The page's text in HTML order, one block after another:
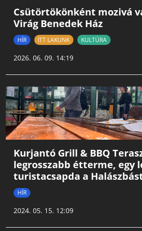
Csütörtökönként mozivá
Virág Benedek Ház
HÍR ITT LAKUNK KULTÚRA
2026. 06. 09. 14:19
Kurjantó Grill & BBQ
legrosszabb étterme, egy
turistacsapda a
HÍR
2024. 05. 15. 12:09